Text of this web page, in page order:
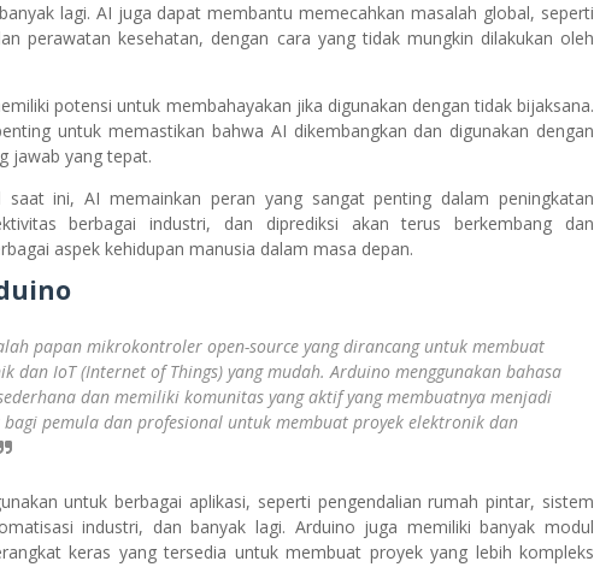
lagi. AI juga dapat membantu memecahkan masalah global, seperti
perawatan kesehatan, dengan cara yang tidak mungkin dilakukan oleh
potensi untuk membahayakan jika digunakan dengan tidak bijaksana.
untuk memastikan bahwa AI dikembangkan dan digunakan dengan
jawab yang tepat.
saat ini, AI memainkan peran yang sangat penting dalam peningkatan
berbagai industri, dan diprediksi akan terus berkembang dan
aspek kehidupan manusia dalam masa depan.
papan mikrokontroler open-source yang dirancang untuk membuat
dan IoT (Internet of Things) yang mudah. Arduino menggunakan bahasa
dan memiliki komunitas yang aktif yang membuatnya menjadi
pemula dan profesional untuk membuat proyek elektronik dan
untuk berbagai aplikasi, seperti pengendalian rumah pintar, sistem
industri, dan banyak lagi. Arduino juga memiliki banyak modul
keras yang tersedia untuk membuat proyek yang lebih kompleks